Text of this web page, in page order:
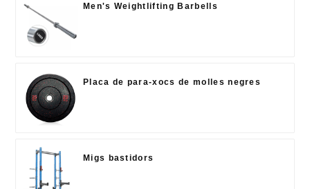
Men's Weightlifting Barbells
Placa de para-xocs de molles negres
Migs bastidors